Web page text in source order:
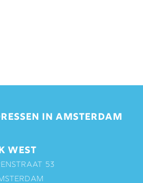
IN AMSTERDAM
WEST
53